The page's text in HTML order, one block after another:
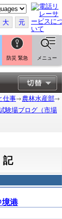
大 元
防災 緊急 メニュー
仕事
農林水産部
験場ブログ（市場
港